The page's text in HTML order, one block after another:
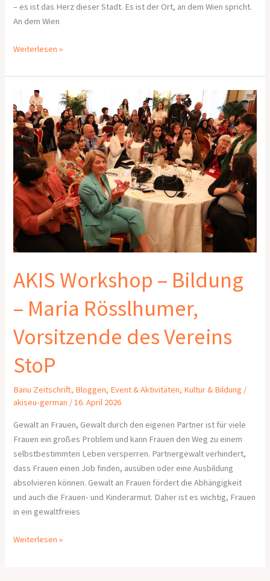
– es ist das Herz dieser Stadt. Es ist der Ort, an dem Wien spricht.
An dem Wien
Weiterlesen »
AKIS Workshop – Bildung
– Maria Rösslhumer,
Vorsitzende des Vereins
StoP
Banu Zeitschrift, Bloggen, Event & Aktivitäten, Kultur & Bildung /
akiseu-german /16. April 2026
Gewalt an Frauen, Gewalt durch den eigenen Partner ist für viele
Frauen ein großes Problem und kann Frauen den Weg zu einem
selbstbestimmten Leben versperren. Partnergewalt verhindert,
dass Frauen einen Job finden, ausüben oder eine Ausbildung
absolvieren können. Gewalt an Frauen fördert die Abhängigkeit
und auch die Frauen- und Kinderarmut. Daher ist es wichtig, Frauen
in ein gewaltfreies
AKIS
Workshop –
Bildung
–
Maria
Rösslhumer,
Vorsitzende
des
Vereins
StoP
Weiterlesen »